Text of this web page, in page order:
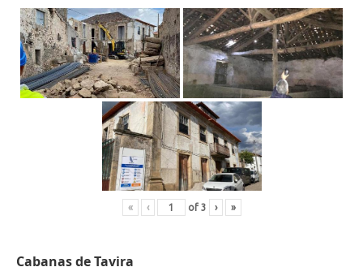
« ‹ of 3 › »
Cabanas de Tavira